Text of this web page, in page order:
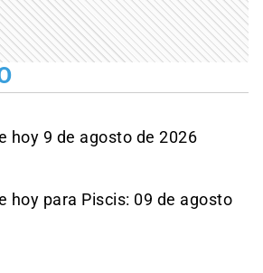
hoy 9 de agosto de 2026
hoy para Piscis: 09 de agosto